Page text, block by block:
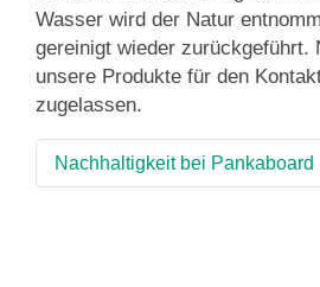
Wasser wird der Natur
gereinigt wieder zurückgeführt.
unsere Produkte für den
zugelassen.
Nachhaltigkeit bei Pankaboard